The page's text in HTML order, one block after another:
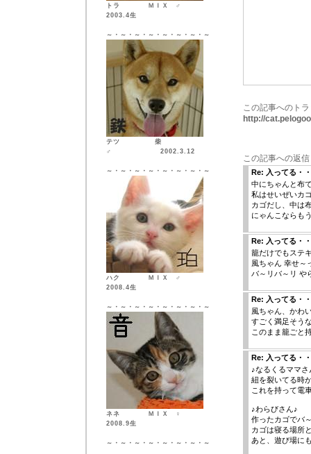
トラ ＭＩＸ ♂
2003.4生
～・～・～・～・～・～・～・～
テツ 柴
♂ 2002.3.12
～・～・～・～・～・～・～・～
ハク ＭＩＸ ♂
2008.4生
～・～・～・～・～・～・～・～
ネネ ＭＩＸ ♀
2008.9生
～・～・～・～・～・～・～・～
この記事へのト
http://
この記事への返信
Re: 入ってる・
中にちゃんと布
私はせいぜいカ
カゴだし、中は
にゃんこならも
Re: 入ってる・
籠だけでもステ
風ちゃん 幸せ
バ～リバ～リ や
Re: 入ってる・
風ちゃん、かわ
すごく満足そう
このまま籠ごと
Re: 入ってる・
♪なるくるママさ
紐を裂いてる時
これを持って電
♪わらびさん♪
作ったカゴでバ
カゴは寝る場所
あと、遊び場に